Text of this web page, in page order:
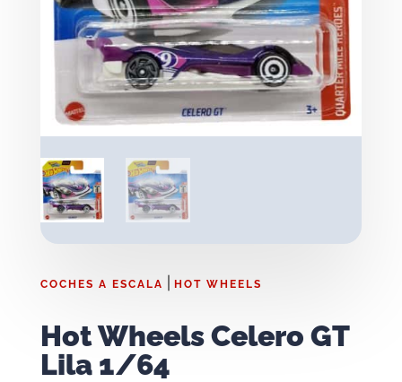
COCHES A ESCALA HOT WHEELS
Hot Wheels Celero GT
Lila 1/64